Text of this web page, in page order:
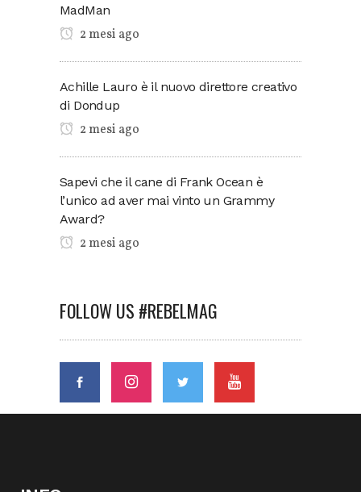
MadMan
2 mesi ago
Achille Lauro è il nuovo direttore creativo
di Dondup
2 mesi ago
Sapevi che il cane di Frank Ocean è
l’unico ad aver mai vinto un Grammy
Award?
2 mesi ago
FOLLOW US #REBELMAG